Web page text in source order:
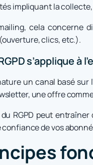
impliquant la
cela concerne
clics, etc.).
s’applique à
un canal basé
une offre
RGPD peut
de vos